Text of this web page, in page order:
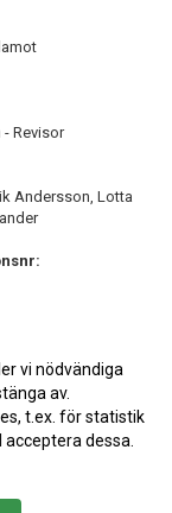
Andersson, Lotta
vi nödvändiga
av.
t.ex. för statistik
dessa.